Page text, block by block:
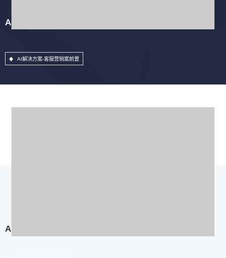
AI解决方案-客服营销案前置
AI解决方案-客服营销案前置
AI解决方案-AI业务稽核